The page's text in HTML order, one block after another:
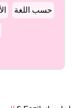
حسب اللغة